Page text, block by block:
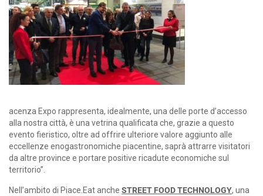
acenza Expo rappresenta, idealmente, una delle porte d’accesso
alla nostra città, è una vetrina qualificata che, grazie a questo
evento fieristico, oltre ad offrire ulteriore valore aggiunto alle
eccellenze enogastronomiche piacentine, saprà attrarre visitatori
da altre province e portare positive ricadute economiche sul
territorio”.
Nell’ambito di Piace.Eat anche STREET FOOD TECHNOLOGY, una